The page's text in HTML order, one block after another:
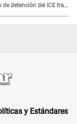
de detención del ICE tras
"emergencia médica"
y Estándares